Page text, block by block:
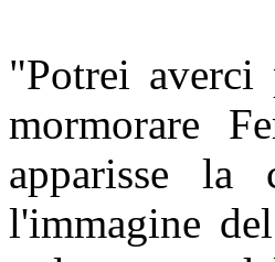
"Potrei
mormorare
apparisse la
l'immagine